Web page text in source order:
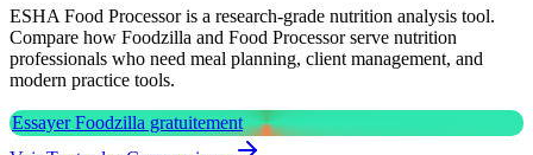
ESHA Food Processor is a research-grade nutrition analysis tool.
Compare how Foodzilla and Food Processor serve nutrition
professionals who need meal planning, client management, and
modern practice tools.
Essayer Foodzilla gratuitement